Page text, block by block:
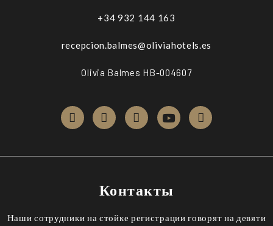
+34 932 144 163
recepcion.balmes@oliviahotels.es
Olivia Balmes HB-004607
Контакты
Наши сотрудники на стойке регистрации говорят на девяти